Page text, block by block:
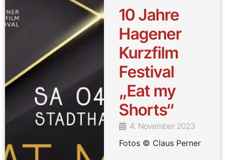
10 Jahre
Hagener
Kurzfilm
Festival
„Eat my
Shorts“
4. November 2023
Fotos © Claus Perner